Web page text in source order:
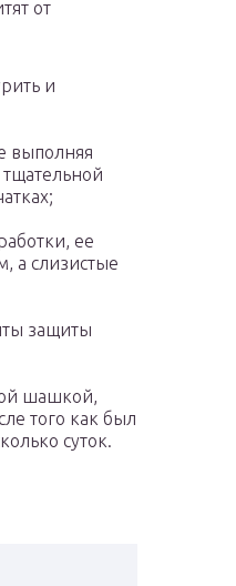
от
и
выполняя
тщательной
ее
а слизистые
защиты
шашкой,
того как был
суток.